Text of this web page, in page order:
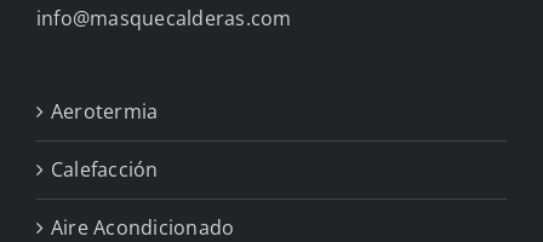
info@masquecalderas.com
Aerotermia
Calefacción
Aire Acondicionado